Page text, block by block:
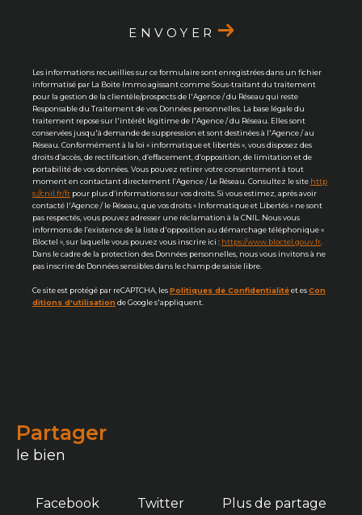
ENVOYER
Les informations recueillies sur ce formulaire sont enregistrées dans un fichier
informatisé par La Boite Immo agissant comme Sous-traitant du traitement
pour la gestion de la clientèle/prospects de l'Agence / du Réseau qui reste
Responsable du Traitement de vos Données personnelles. La base légale du
traitement repose sur l'intérêt légitime de l'Agence / du Réseau. Elles sont
conservées jusqu'à demande de suppression et sont destinées à l'Agence / au
Réseau. Conformément à la loi « informatique et libertés », vous disposez des
droits d’accès, de rectification, d’effacement, d’opposition, de limitation et de
portabilité de vos données. Vous pouvez retirer votre consentement à tout
moment en contactant directement l’Agence / Le Réseau. Consultez le site http
s://cnil.fr/fr pour plus d’informations sur vos droits. Si vous estimez, après avoir
contacté l'Agence / le Réseau, que vos droits « Informatique et Libertés » ne sont
pas respectés, vous pouvez adresser une réclamation à la CNIL. Nous vous
informons de l’existence de la liste d'opposition au démarchage téléphonique «
Bloctel », sur laquelle vous pouvez vous inscrire ici : https://www.bloctel.gouv.fr.
Dans le cadre de la protection des Données personnelles, nous vous invitons à ne
pas inscrire de Données sensibles dans le champ de saisie libre.
Ce site est protégé par reCAPTCHA, lesPolitiques de Confidentialitéet esCon
ditions d'utilisation de Google s'appliquent.
partager
le bien
Facebook Twitter Plus de partage